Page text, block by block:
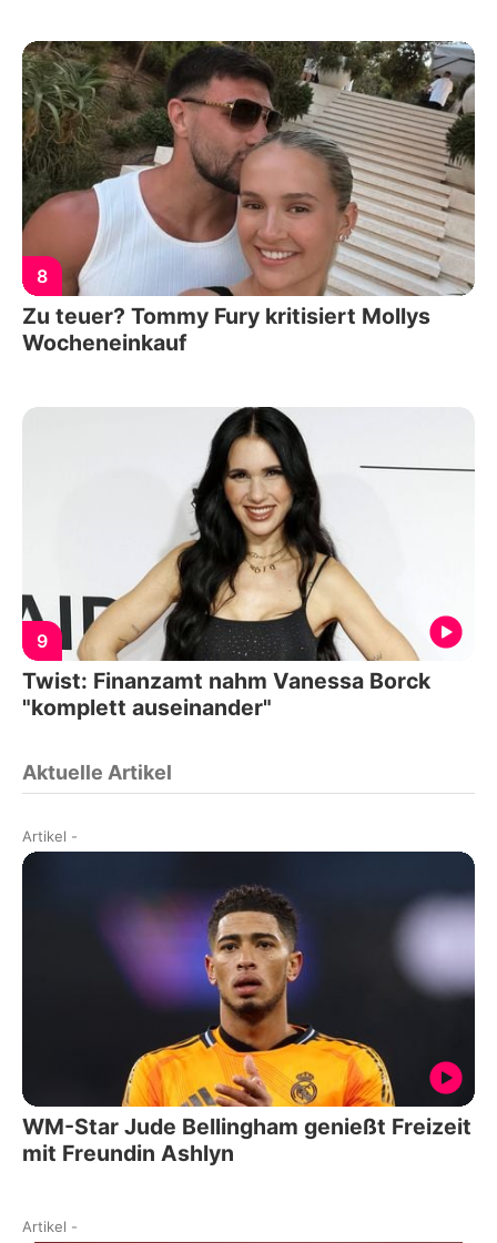
8
Zu teuer? Tommy Fury kritisiert Mollys
Wocheneinkauf
9
Twist: Finanzamt nahm Vanessa Borck
"komplett auseinander"
Aktuelle Artikel
Artikel -
WM-Star Jude Bellingham genießt Freizeit
mit Freundin Ashlyn
Artikel -